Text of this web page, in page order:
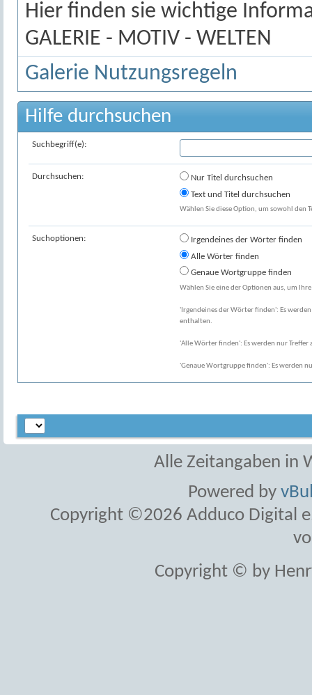
Hier finden sie wichtige
GALERIE - MOTIV - WELTEN
Galerie Nutzungsregeln
Hilfe durchsuchen
Suchbegriff(e):
Durchsuchen:
Nur Titel durchsuchen
Text und Titel durchsuchen
Wählen Sie diese Option, um sowohl den
Suchoptionen:
Irgendeines der Wörter finden
Alle Wörter finden
Genaue Wortgruppe finden
Wählen Sie eine der Optionen aus, um
'Irgendeines der Wörter finden': Es
enthalten.
'Alle Wörter finden': Es werden nur
'Genaue Wortgruppe finden': Es werden
Alle Zeitangaben in
Powered by
Copyright ©2026 Adduco Digital
Copyright © by